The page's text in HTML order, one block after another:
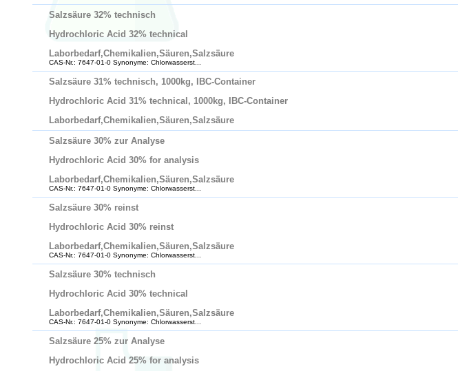
Salzsäure 32% technisch
Hydrochloric Acid 32% technical
Laborbedarf,Chemikalien,Säuren,Salzsäure
CAS-Nr.: 7647-01-0 Synonyme: Chlorwasserst...
Salzsäure 31% technisch, 1000kg, IBC-Container
Hydrochloric Acid 31% technical, 1000kg, IBC-Container
Laborbedarf,Chemikalien,Säuren,Salzsäure
Salzsäure 30% zur Analyse
Hydrochloric Acid 30% for analysis
Laborbedarf,Chemikalien,Säuren,Salzsäure
CAS-Nr.: 7647-01-0 Synonyme: Chlorwasserst...
Salzsäure 30% reinst
Hydrochloric Acid 30% reinst
Laborbedarf,Chemikalien,Säuren,Salzsäure
CAS-Nr.: 7647-01-0 Synonyme: Chlorwasserst...
Salzsäure 30% technisch
Hydrochloric Acid 30% technical
Laborbedarf,Chemikalien,Säuren,Salzsäure
CAS-Nr.: 7647-01-0 Synonyme: Chlorwasserst...
Salzsäure 25% zur Analyse
Hydrochloric Acid 25% for analysis